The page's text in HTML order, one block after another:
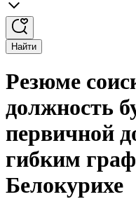
Найти
Резюме
должность
первичной
гибким
Белокурихе